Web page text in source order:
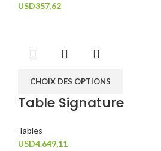
USD357,62
CHOIX DES OPTIONS
Table Signature
Tables
USD4.649,11